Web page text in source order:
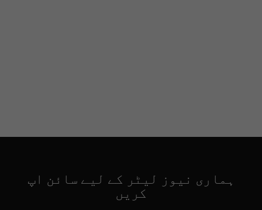
ہماری نیوز لیٹر کے لیے سائن اپ
کریں